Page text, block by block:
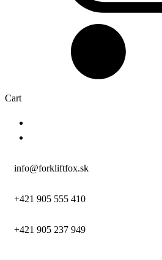
Cart
info@forkliftfox.sk
+421 905 555 410
+421 905 237 949